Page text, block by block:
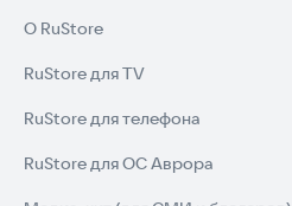
О RuStore
RuStore для TV
RuStore для телефона
RuStore для ОС Аврора